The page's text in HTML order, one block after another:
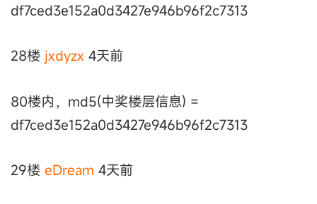
df7ced3e152a0d3427e946b96f2c7313
28楼 jxdyzx 4天前
80楼内，md5(中奖楼层信息) =
df7ced3e152a0d3427e946b96f2c7313
29楼 eDream 4天前